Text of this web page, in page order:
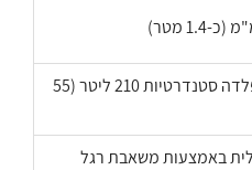
חביות פלדה סטנדרטיות 210 ליטר (55
באמצעות משאבת רגל